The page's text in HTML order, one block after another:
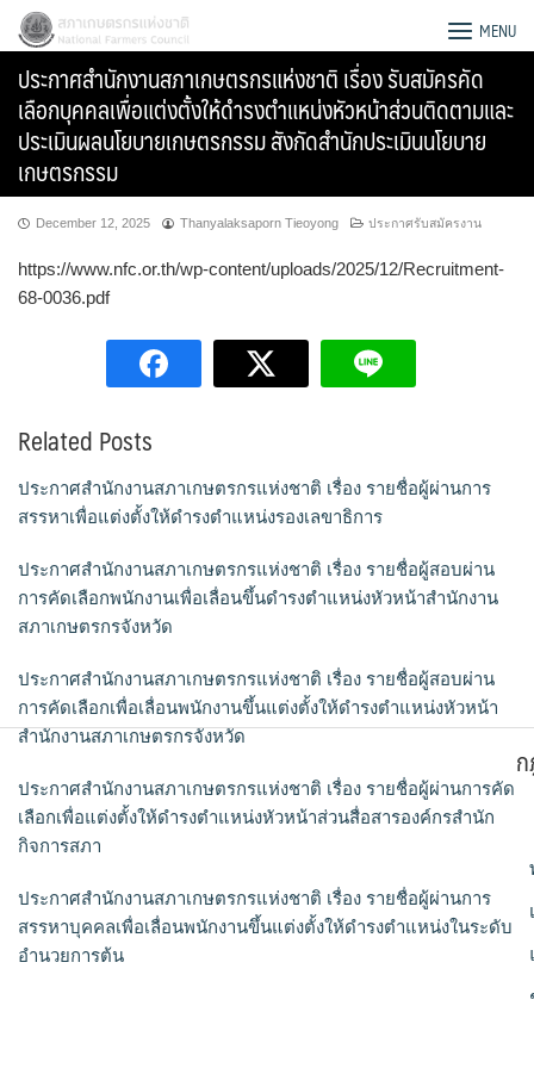
Skip
content
Search
for:
สภาเกษตรกรแห่งชาติ MENU
ประกาศสำนักงานสภาเกษตรกรแห่งชาติ เรื่อง รับสมัครคัด
เลือกบุคคลเพื่อแต่งตั้งให้ดำรงตำแหน่งหัวหน้าส่วนติดตามและ
ประเมินผลนโยบายเกษตรกรรม สังกัดสำนักประเมินนโยบาย
เกษตรกรรม
December 12, 2025 Thanyalaksaporn Tieoyong ประกาศรับสมัครงาน
https://www.nfc.or.th/wp-content/uploads/2025/12/Recruitment-
68-0036.pdf
Related Posts
ประกาศสำนักงานสภาเกษตรกรแห่งชาติ เรื่อง รายชื่อผู้ผ่านการ
สรรหาเพื่อแต่งตั้งให้ดำรงตำแหน่งรองเลขาธิการ
ประกาศสำนักงานสภาเกษตรกรแห่งชาติ เรื่อง รายชื่อผู้สอบผ่าน
การคัดเลือกพนักงานเพื่อเลื่อนขึ้นดำรงตำแหน่งหัวหน้าสำนักงาน
สภาเกษตรกรจังหวัด
ประกาศสำนักงานสภาเกษตรกรแห่งชาติ เรื่อง รายชื่อผู้สอบผ่าน
การคัดเลือกเพื่อเลื่อนพนักงานขึ้นแต่งตั้งให้ดำรงตำแหน่งหัวหน้า
สำนักงานสภาเกษตรกรจังหวัด
ประกาศสำนักงานสภาเกษตรกรแห่งชาติ เรื่อง รายชื่อผู้ผ่านการคัด
เลือกเพื่อแต่งตั้งให้ดำรงตำแหน่งหัวหน้าส่วนสื่อสารองค์กรสำนัก
กิจการสภา
ประกาศสำนักงานสภาเกษตรกรแห่งชาติ เรื่อง รายชื่อผู้ผ่านการ
สรรหาบุคคลเพื่อเลื่อนพนักงานขึ้นแต่งตั้งให้ดำรงตำแหน่งในระดับ
อำนวยการต้น